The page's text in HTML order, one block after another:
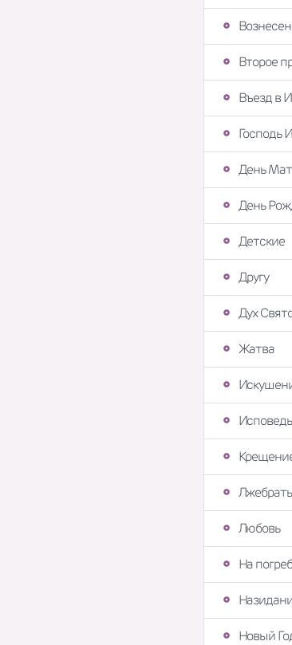
Второе
Въезд в
Господь
День
День
Детские
Другу
Дух
Жатва
Исповедь
Любовь
На
Новый